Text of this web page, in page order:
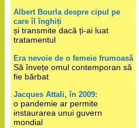
Albert Bourla despre cipul pe
care îl înghiți
și transmite dacă ți-ai luat
tratamentul
Era nevoie de o femeie frumoasă
Să învețe omul contemporan să
fie bărbat
Jacques Attali, în 2009:
o pandemie ar permite
instaurarea unui guvern
mondial